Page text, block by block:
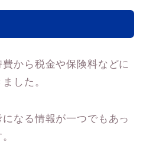
から税金や保険料などに
した。
なる情報が一つでもあっ